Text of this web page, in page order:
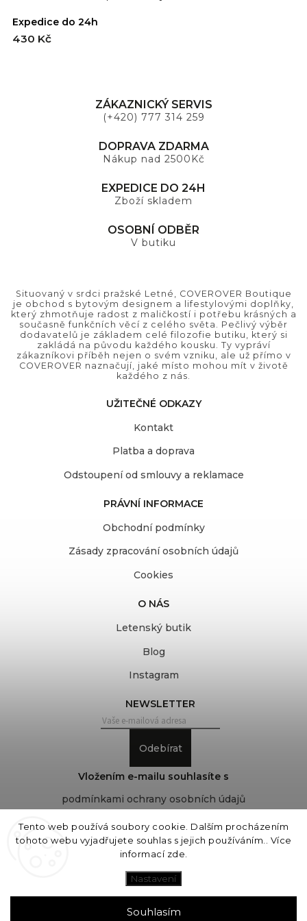
Tento web používá soubory cookie. Dalším procházením
tohoto webu vyjadřujete souhlas s jejich používáním.. Více
informací zde
Nastavení
Souhlasím
Expedice do 24h
430 Kč
ZÁKAZNICKÝ SERVIS
(+420) 777 314 259
DOPRAVA ZDARMA
Nákup nad 2500Kč
EXPEDICE DO 24H
Zboží skladem
OSOBNÍ ODBĚR
V butiku
Situovaný v srdci pražské Letné, COVEROVER Boutique
je obchod s bytovým designem a lifestylovými doplňky,
který zhmotňuje radost z maličkostí i potřebu krásných a
současně funkčních věcí z celého světa. Pečlivý výběr
dodavatelů je základem celé filozofie butiku, který si
zakládá na původu každého kousku. Ty vypráví
zákazníkovi příběh nejen o svém vzniku, ale už přímo v
COVEROVER naznačují, jaké místo mohou mít v životě
každého z nás.
UŽITEČNÉ ODKAZY
Kontakt
Platba a doprava
Odstoupení od smlouvy a reklamace
PRÁVNÍ INFORMACE
Obchodní podmínky
Zásady zpracování osobních údajů
Cookies
O NÁS
Letenský butik
Blog
Instagram
NEWSLETTER
Odebírat
Vložením e-mailu souhlasíte s
podmínkami ochrany osobních údajů
COVEROVER
Upravit nastavení cookies